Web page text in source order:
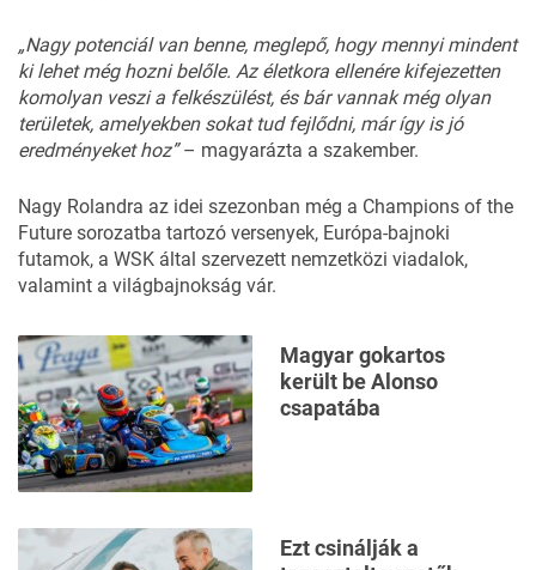
„Nagy potenciál van benne, meglepő, hogy mennyi mindent
ki lehet még hozni belőle. Az életkora ellenére kifejezetten
komolyan veszi a felkészülést, és bár vannak még olyan
területek, amelyekben sokat tud fejlődni, már így is jó
eredményeket hoz”– magyarázta a szakember.
Nagy Rolandra az idei szezonban még a Champions of the
Future sorozatba tartozó versenyek, Európa-bajnoki
futamok, a WSK által szervezett nemzetközi viadalok,
valamint a világbajnokság vár.
Magyar gokartos
került be Alonso
csapatába
Ezt csinálják a